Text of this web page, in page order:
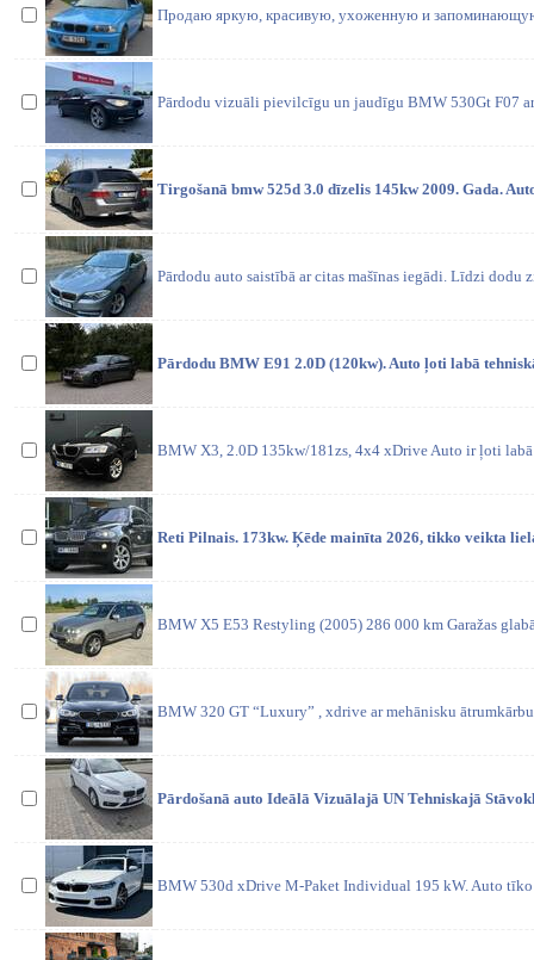
Продаю яркую, красивую, ухоженную и
Pārdodu vizuāli pievilcīgu un jaudīgu BMW 530Gt F07
Tirgošanā bmw 525d 3.0 dīzelis 145kw 2009. Gada.
Pārdodu auto saistībā ar citas mašīnas iegādi. Līdzi dodu
Pārdodu BMW E91 2.0D (120kw). Auto ļoti labā
BMW X3, 2.0D 135kw/181zs, 4x4 xDrive Auto ir ļoti
Reti Pilnais. 173kw. Ķēde mainīta 2026, tikko veikta
BMW X5 E53 Restyling (2005) 286 000 km Garažas
BMW 320 GT “Luxury” , xdrive ar mehānisku
Pārdošanā auto Ideālā Vizuālajā UN Tehniskajā
BMW 530d xDrive M-Paket Individual 195 kW. Auto tīko